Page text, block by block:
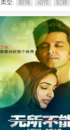
类型: 剧情 动作 犯罪